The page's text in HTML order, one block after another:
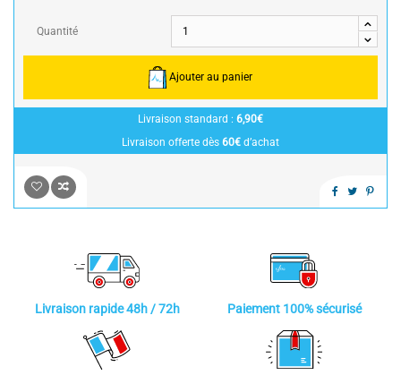
Quantité
Ajouter au panier
Livraison standard : 6,90€
Livraison offerte dès 60€ d’achat
Livraison rapide 48h / 72h Paiement 100% sécurisé